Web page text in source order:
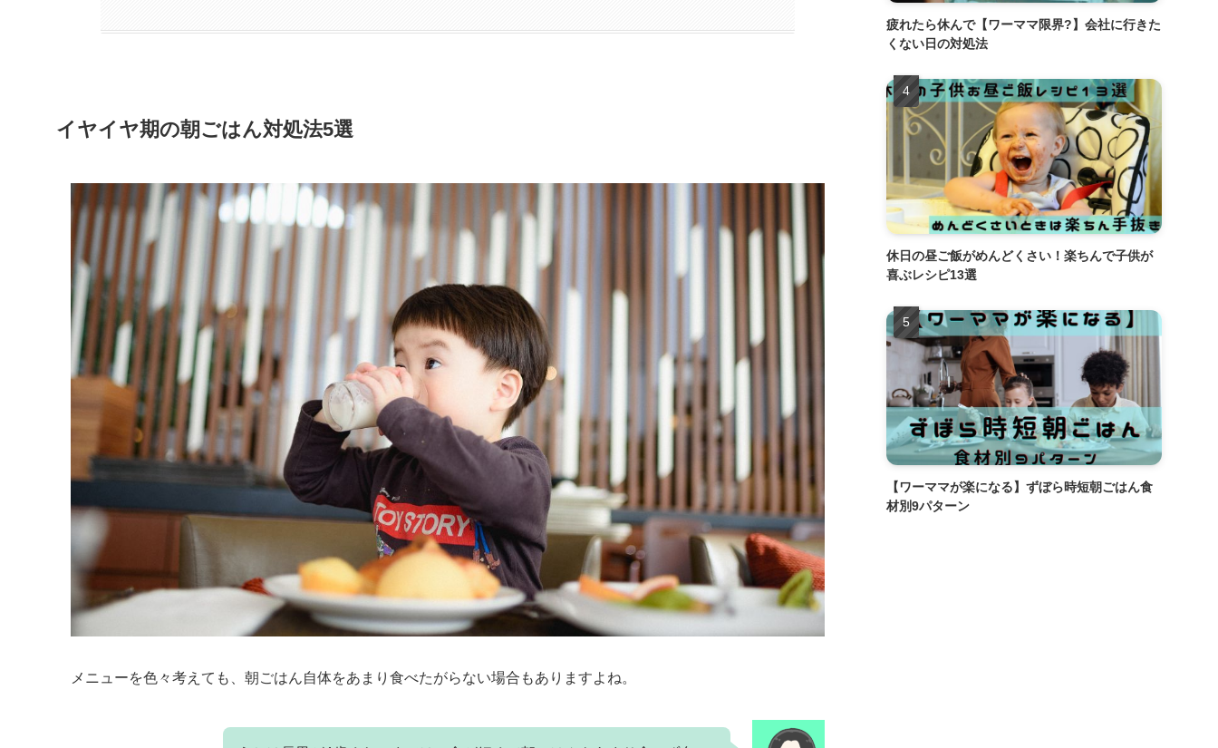
イヤイヤ期の朝ごはん対処法5選
メニューを色々考えても、朝ごはん自体をあまり食べたがらない場合もありますよね。
疲れたら休んで【ワーママ限界?】会社に行きた
くない日の対処法
休日の昼ご飯がめんどくさい！楽ちんで子供が
喜ぶレシピ13選
【ワーママが楽になる】ずぼら時短朝ごはん食
材別9パターン